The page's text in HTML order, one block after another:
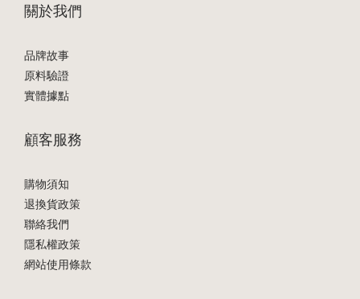
關於我們
品牌故事
原料驗證
實體據點
顧客服務
購物須知
退換貨政策
聯絡我們
隱私權政策
網站使用條款